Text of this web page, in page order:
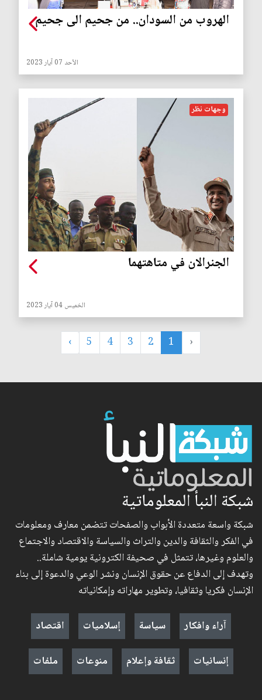
الهروب من السودان.. من جحيم الى جحيم
الأحد 07 آيار 2023
وجهات نظر
الجنرالان في متاهتهما
الخميس 04 آيار 2023
‹
1
2
3
4
5
›
شبكة النبأ المعلوماتية
شبكة واسعة متعددة الأبواب والصفحات تتضمن معارف ومعلومات
في الفكر والثقافة والدين والتراث والسياسة والاقتصاد والاجتماع
والعلوم وغيرها، تتمثل في صحيفة الكترونية يومية شاملة..
وتهدف إلى الدفاع عن حقوق الإنسان ونشر الوعي والدعوة إلى بناء
الإنسان فكريا وثقافيا، وتطوير مهاراته وإمكانياته
آراء وافكار
سياسة إسلاميات
اقتصاد
إنسانيات
ثقافة وإعلام منوعات ملفات